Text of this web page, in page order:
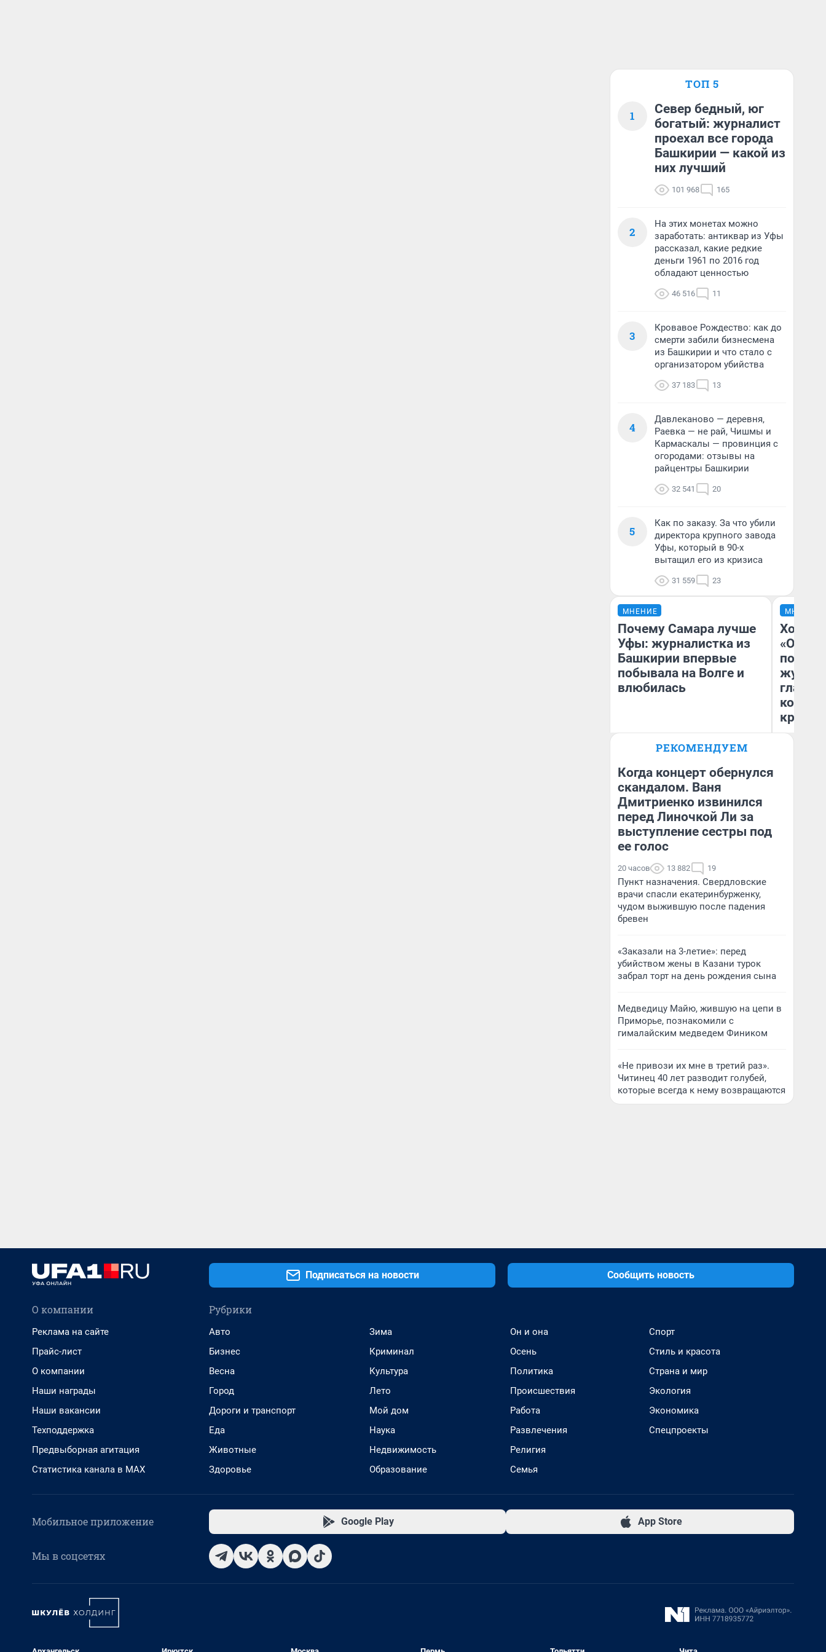
ТОП 5
1
Север бедный, юг
богатый: журналист
проехал все города
Башкирии — какой из
них лучший
101 968 165
2
На этих монетах можно
заработать: антиквар из Уфы
рассказал, какие редкие
деньги 1961 по 2016 год
обладают ценностью
46 516 11
3
Кровавое Рождество: как до
смерти забили бизнесмена
из Башкирии и что стало с
организатором убийства
37 183 13
4
Давлеканово — деревня,
Раевка — не рай, Чишмы и
Кармаскалы — провинция с
огородами: отзывы на
райцентры Башкирии
32 541 20
5
Как по заказу. За что убили
директора крупного завода
Уфы, который в 90-х
вытащил его из кризиса
31 559 23
МНЕНИЕ
Почему Самара лучше
Уфы: журналистка из
Башкирии впервые
побывала на Волге и
влюбилась
Назифа Нурмухаметова
МНЕНИЕ
Хоть
РЕКОМЕНДУЕМ
Когда концерт обернулся
скандалом. Ваня
Дмитриенко извинился
перед Линочкой Ли за
выступление сестры под
ее голос
20 часов 13 882 19
Пункт назначения. Свердловские
врачи спасли екатеринбурженку,
чудом выжившую после падения
бревен
«Заказали на 3-летие»: перед
убийством жены в Казани турок
забрал торт на день рождения сына
Медведицу Майю, жившую на цепи в
Приморье, познакомили с
гималайским медведем Фиником
«Не привози их мне в третий раз».
Читинец 40 лет разводит голубей,
которые всегда к нему возвращаются
Подписаться на новости Сообщить новость
О компании
Реклама на сайте
Прайс-лист
О компании
Наши награды
Наши вакансии
Техподдержка
Предвыборная агитация
Статистика канала в MAX
Рубрики
Авто
Бизнес
Весна
Город
Дороги и транспорт
Еда
Животные
Здоровье
Зима
Криминал
Культура
Лето
Мой дом
Наука
Недвижимость
Образование
Он и она
Осень
Политика
Происшествия
Работа
Развлечения
Религия
Семья
Спорт
Стиль и красота
Страна и мир
Экология
Экономика
Спецпроекты
Мобильное приложение Google Play App Store
Мы в соцсетях